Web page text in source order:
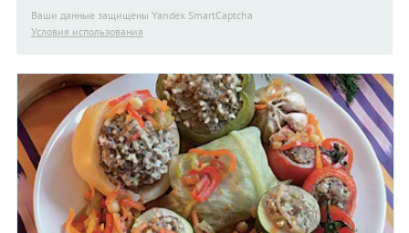
Ваши данные защищены Yandex SmartCaptcha
Условия использования